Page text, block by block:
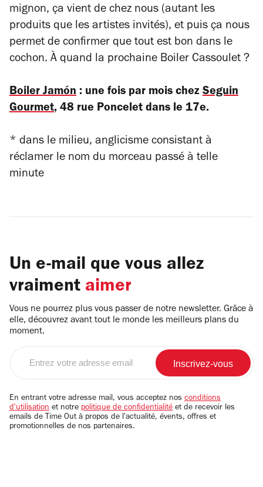
mignon, ça vient de chez nous (autant les
produits que les artistes invités), et puis ça nous
permet de confirmer que tout est bon dans le
cochon. À quand la prochaine Boiler Cassoulet ?
Boiler Jamón : une fois par mois chez Seguin
Gourmet, 48 rue Poncelet dans le 17e.
* dans le milieu, anglicisme consistant à
réclamer le nom du morceau passé à telle
minute
Un e-mail que vous allez
vraiment aimer
Vous ne pourrez plus vous passer de notre newsletter. Grâce à
elle, découvrez avant tout le monde les meilleurs plans du
moment.
email
En entrant votre adresse mail, vous acceptez nos conditions
d'utilisation et notre politique de confidentialité et de recevoir les
emails de Time Out à propos de l'actualité, évents, offres et
promotionnelles de nos partenaires.